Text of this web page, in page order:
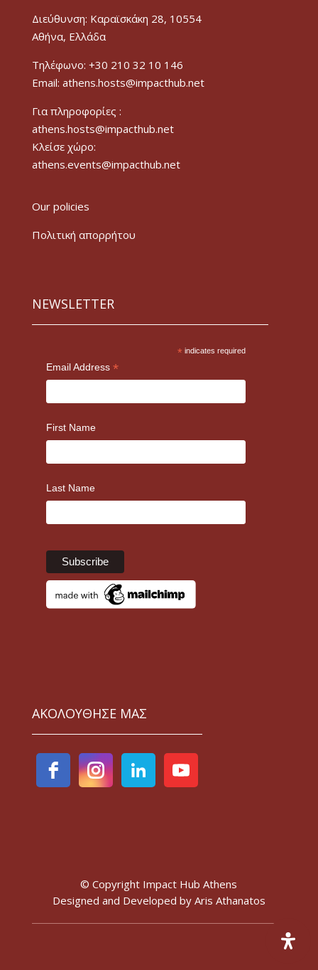
Διεύθυνση: Καραϊσκάκη 28, 10554
Αθήνα, Ελλάδα
Τηλέφωνο: +30 210 32 10 146
Email: athens.hosts@impacthub.net
Για πληροφορίες :
athens.hosts@impacthub.net
Κλείσε χώρο:
athens.events@impacthub.net
Our policies
Πολιτική απορρήτου
NEWSLETTER
* indicates required
Email Address *
First Name
Last Name
ΑΚΟΛΟΥΘΗΣΕ ΜΑΣ
© Copyright Impact Hub Athens
Designed and Developed by Aris Athanatos